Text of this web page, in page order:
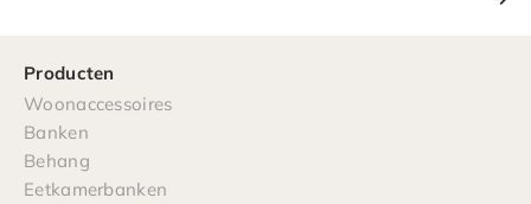
Producten
Woonaccessoires
Banken
Behang
Eetkamerbanken